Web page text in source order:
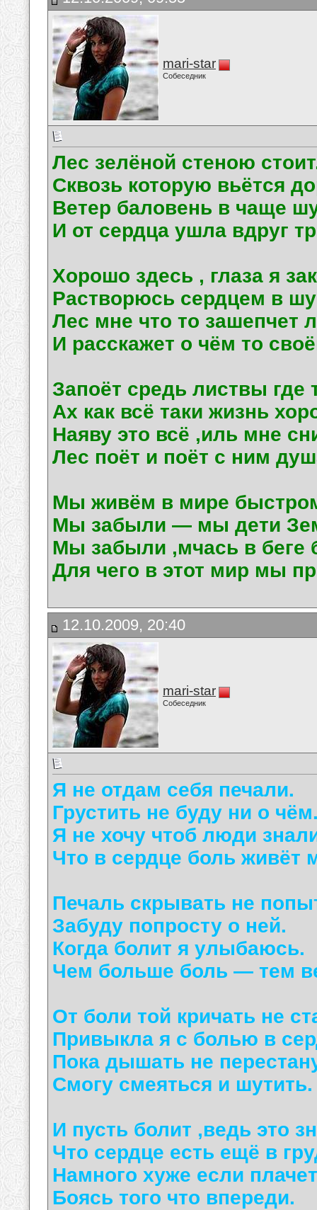
mari-star
Собеседник
Лес зелёной стеною
Сквозь которую вьётся
Ветер баловень в чаще
И от сердца ушла вдруг
Хорошо здесь , глаза я
Растворюсь сердцем в
Лес мне что то зашепчет
И расскажет о чём то
Запоёт средь листвы где
Ах как всё таки жизнь
Наяву это всё ,иль мне
Лес поёт и поёт с ним
Мы живём в мире
Мы забыли — мы дети
Мы забыли ,мчась в беге
Для чего в этот мир мы
12.10.2009, 20:40
mari-star
Собеседник
Я не отдам себя печали.
Грустить не буду ни о
Я не хочу чтоб люди
Что в сердце боль живёт
Печаль скрывать не
Забуду попросту о ней.
Когда болит я улыбаюсь.
Чем больше боль — тем
От боли той кричать не
Привыкла я с болью в
Пока дышать не
Смогу смеяться и шутить.
И пусть болит ,ведь это
Что сердце есть ещё в
Намного хуже если
Боясь того что впереди.